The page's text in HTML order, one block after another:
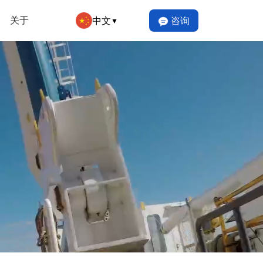
关于 中文▼ 咨询